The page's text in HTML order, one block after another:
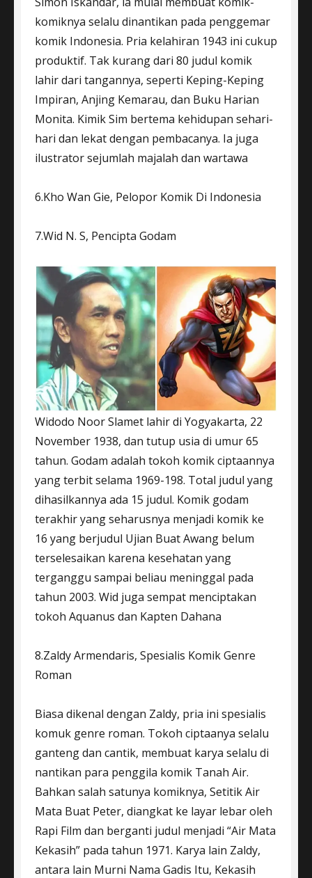
komiknya selalu dinantikan pada penggemar
komik Indonesia. Pria kelahiran 1943 ini cukup
produktif. Tak kurang dari 80 judul komik
lahir dari tangannya, seperti Keping-Keping
Impiran, Anjing Kemarau, dan Buku Harian
Monita. Kimik Sim bertema kehidupan sehari-
hari dan lekat dengan pembacanya. Ia juga
ilustrator sejumlah majalah dan wartawa
6.Kho Wan Gie, Pelopor Komik Di Indonesia
7.Wid N. S, Pencipta Godam
Widodo Noor Slamet lahir di Yogyakarta, 22
November 1938, dan tutup usia di umur 65
tahun. Godam adalah tokoh komik ciptaannya
yang terbit selama 1969-198. Total judul yang
dihasilkannya ada 15 judul. Komik godam
terakhir yang seharusnya menjadi komik ke
16 yang berjudul Ujian Buat Awang belum
terselesaikan karena kesehatan yang
terganggu sampai beliau meninggal pada
tahun 2003. Wid juga sempat menciptakan
tokoh Aquanus dan Kapten Dahana
8.Zaldy Armendaris, Spesialis Komik Genre
Roman
Biasa dikenal dengan Zaldy, pria ini spesialis
komuk genre roman. Tokoh ciptaanya selalu
ganteng dan cantik, membuat karya selalu di
nantikan para penggila komik Tanah Air.
Bahkan salah satunya komiknya, Setitik Air
Mata Buat Peter, diangkat ke layar lebar oleh
Rapi Film dan berganti judul menjadi “Air Mata
Kekasih” pada tahun 1971. Karya lain Zaldy,
antara lain Murni Nama Gadis Itu, Kekasih